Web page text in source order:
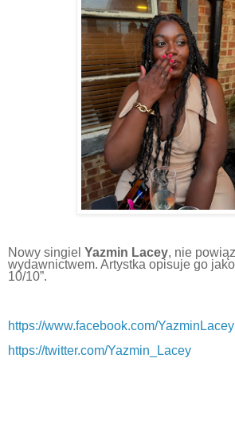
Nowy singiel Yazmin Lacey, nie
wydawnictwem. Artystka opisuje go
10/10”.
https://www.facebook.com/
https://twitter.com/Yazmin_Lacey